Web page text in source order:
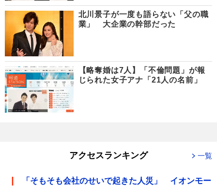
北川景子が一度も語らない「父の職
業」 大企業の幹部だった
【略奪婚は7人】「不倫問題」が報
じられた女子アナ「21人の名前」
アクセスランキング 一覧
「そもそも会社のせいで起きた人災」 イオンモー